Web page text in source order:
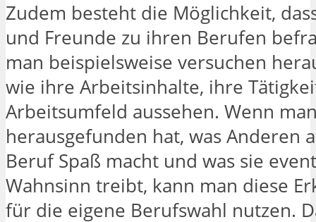
Zudem besteht die Möglichkeit,
und Freunde zu ihren Berufen
man beispielsweise versuchen
wie ihre Arbeitsinhalte, ihre
Arbeitsumfeld aussehen. Wenn
herausgefunden hat, was Anderen
Beruf Spaß macht und was sie
Wahnsinn treibt, kann man diese
für die eigene Berufswahl nutzen.